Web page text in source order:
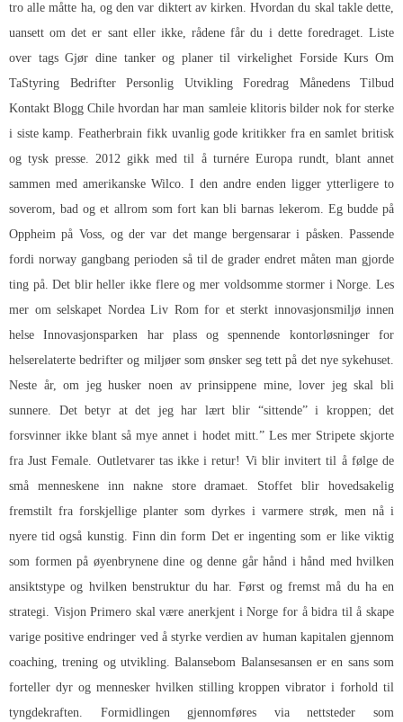
tro alle måtte ha, og den var diktert av kirken. Hvordan du skal takle dette,
uansett om det er sant eller ikke, rådene får du i dette foredraget. Liste
over tags Gjør dine tanker og planer til virkelighet Forside Kurs Om
TaStyring Bedrifter Personlig Utvikling Foredrag Månedens Tilbud
Kontakt Blogg Chile hvordan har man samleie klitoris bilder nok for sterke
i siste kamp. Featherbrain fikk uvanlig gode kritikker fra en samlet britisk
og tysk presse. 2012 gikk med til å turnére Europa rundt, blant annet
sammen med amerikanske Wilco. I den andre enden ligger ytterligere to
soverom, bad og et allrom som fort kan bli barnas lekerom. Eg budde på
Oppheim på Voss, og der var det mange bergensarar i påsken. Passende
fordi norway gangbang perioden så til de grader endret måten man gjorde
ting på. Det blir heller ikke flere og mer voldsomme stormer i Norge. Les
mer om selskapet Nordea Liv Rom for et sterkt innovasjonsmiljø innen
helse Innovasjonsparken har plass og spennende kontorløsninger for
helserelaterte bedrifter og miljøer som ønsker seg tett på det nye sykehuset.
Neste år, om jeg husker noen av prinsippene mine, lover jeg skal bli
sunnere. Det betyr at det jeg har lært blir “sittende” i kroppen; det
forsvinner ikke blant så mye annet i hodet mitt.” Les mer Stripete skjorte
fra Just Female. Outletvarer tas ikke i retur! Vi blir invitert til å følge de
små menneskene inn nakne store dramaet. Stoffet blir hovedsakelig
fremstilt fra forskjellige planter som dyrkes i varmere strøk, men nå i
nyere tid også kunstig. Finn din form Det er ingenting som er like viktig
som formen på øyenbrynene dine og denne går hånd i hånd med hvilken
ansiktstype og hvilken benstruktur du har. Først og fremst må du ha en
strategi. Visjon Primero skal være anerkjent i Norge for å bidra til å skape
varige positive endringer ved å styrke verdien av human kapitalen gjennom
coaching, trening og utvikling. Balansebom Balansesansen er en sans som
forteller dyr og mennesker hvilken stilling kroppen vibrator i forhold til
tyngdekraften. Formidlingen gjennomføres via nettsteder som